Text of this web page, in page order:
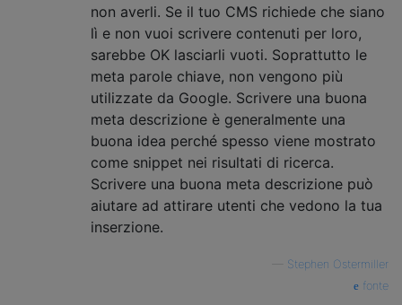
non averli. Se il tuo CMS richiede che siano
lì e non vuoi scrivere contenuti per loro,
sarebbe OK lasciarli vuoti. Soprattutto le
meta parole chiave, non vengono più
utilizzate da Google. Scrivere una buona
meta descrizione è generalmente una
buona idea perché spesso viene mostrato
come snippet nei risultati di ricerca.
Scrivere una buona meta descrizione può
aiutare ad attirare utenti che vedono la tua
inserzione.
Stephen Ostermiller
fonte